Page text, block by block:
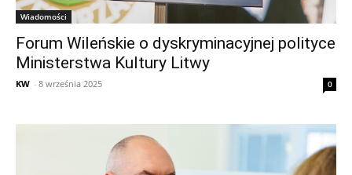
Wiadomości
Forum Wileńskie o dyskryminacyjnej polityce
Ministerstwa Kultury Litwy
KW - 8 września 2025 0